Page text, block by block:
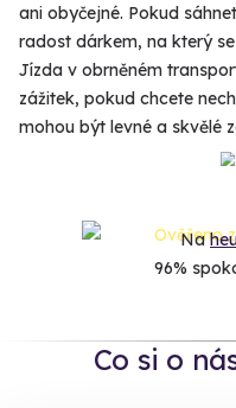
ani obyčejné. Pokud
radost dárkem, na který
Jízda v obrněném
zážitek, pokud chcete
mohou být levné a skvělé
Na
96%
Co si o